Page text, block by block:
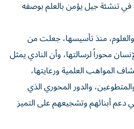
تنشئة جيل يؤمن بالعلم بوصفه
منذ تأسيسها، جعلت من
محوراً لرسالتها، وأن النادي يمثل
المواهب العلمية ورعايتها،
والدور المحوري الذي
دعم أبنائهم وتشجيعهم على التميز